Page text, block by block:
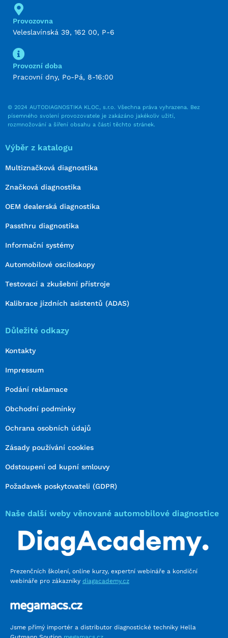
Provozovna
Veleslavínská 39, 162 00, P-6
Provozní doba
Pracovní dny, Po-Pá, 8-16:00
© 2024 AUTODIAGNOSTIKA KLOC, s.r.o. Všechna práva vyhrazena. Bez
písemného svolení provozovatele je zakázáno jakékoliv užití,
rozmnožování a šíření obsahu a částí těchto stránek.
Výběr z katalogu
Multiznačková diagnostika
Značková diagnostika
OEM dealerská diagnostika
Passthru diagnostika
Informační systémy
Automobilové osciloskopy
Testovací a zkušební přístroje
Kalibrace jízdních asistentů (ADAS)
Důležité odkazy
Kontakty
Impressum
Podání reklamace
Obchodní podmínky
Ochrana osobních údajů
Zásady používání cookies
Odstoupení od kupní smlouvy
Požadavek poskytovateli (GDPR)
Naše další weby věnované automobilové diagnostice
Prezenčních školení, online kurzy, expertní webináře a kondiční
webináře pro zákazníky diagacademy.cz
Jsme přímý importér a distributor diagnostické techniky Hella